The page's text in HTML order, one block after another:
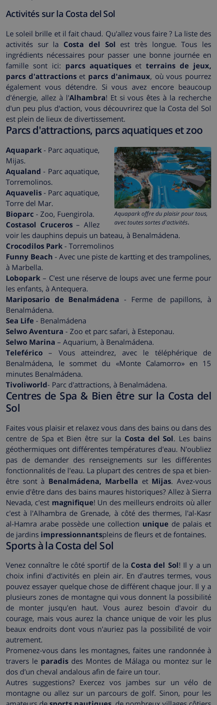
Activités sur la Costa del Sol
Le soleil brille et il fait chaud. Qu'allez vous faire ? La liste des
activités sur la Costa del Sol est très longue. Tous les
ingrédients nécessaires pour passer une bonne journée en
famille sont ici: parcs aquatiquesetterrains de jeux,
parcs d'attractionset parcs d'animaux, où vous pourrez
également vous détendre. Si vous avez encore beaucoup
d'énergie, allez à l'Alhambra! Et si vous êtes à la recherche
d'un peu plus d'action, vous découvrirez que la Costa del Sol
est plein de lieux de divertissement.
Parcs d'attractions, parcs aquatiques et zoo
Aquapark offre du plaisir pour tous,
avec toutes sortes d'activités.
Aquapark - Parc aquatique,
Mijas.
Aqualand - Parc aquatique,
Torremolinos.
Aquavelis - Parc aquatique,
Torre del Mar.
Bioparc - Zoo, Fuengirola.
Costasol Cruceros– Allez
voir les dauphins depuis un bateau, à Benalmádena.
Crocodilos Park - Torremolinos
Funny Beach - Avec une piste de kartting et des trampolines,
à Marbella.
Lobopark – C'est une réserve de loups avec une ferme pour
les enfants, à Antequera.
Mariposario de Benalmádena - Ferme de papillons, à
Benalmádena.
Sea Life - Benalmádena
Selwo Aventura - Zoo et parc safari, à Esteponau.
Selwo Marina – Aquarium, à Benalmádena.
Teleférico – Vous atteindrez, avec le téléphérique de
Benalmádena, le sommet du «Monte Calamorro» en 15
minutes Benalmádena.
Tivoliworld- Parc d'attractions, à Benalmádena.
Centres de Spa & Bien être sur la Costa del
Sol
Faites vous plaisir et relaxez vous dans des bains ou dans des
centre de Spa et Bien être sur la Costa del Sol. Les bains
géothermiques ont différentes températures d'eau. N'oubliez
pas de demander des renseignements sur les différentes
fonctionnalités de l'eau. La plupart des centres de spa et bien-
être sont à Benalmádena, Marbella et Mijas. Avez-vous
envie d'être dans des bains maures historiques? Allez à Sierra
Nevada, c'est magnifique! Un des meilleurs endroits où aller
c'est à l'Alhambra de Grenade, à côté des thermes, l'al-Kasr
al-Hamra arabe possède une collection unique de palais et
de jardins impressionnantspleins de fleurs et de fontaines.
Sports à la Costa del Sol
Venez connaître le côté sportif de la Costa del Sol! Il y a un
choix infini d'activités en plein air. En d'autres termes, vous
pouvez essayer quelque chose de différent chaque jour. Il y a
plusieurs zones de montagne qui vous donnent la possibilité
de monter jusqu'en haut. Vous aurez besoin d'avoir du
courage, mais vous aurez la chance unique de voir les plus
beaux endroits dont vous n'auriez pas la possibilité de voir
autrement.
Promenez-vous dans les montagnes, faites une randonnée à
travers le paradis des Montes de Málaga ou montez sur le
dos d'un cheval andalous afin de faire un tour.
Autres suggestions? Exercez vos jambes sur un vélo de
montagne ou allez sur un parcours de golf. Sinon, pour les